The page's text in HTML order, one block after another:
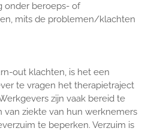
onder beroeps- of
mits de problemen/klachten
out klachten, is het een
te vragen het therapietraject
zijn vaak bereid te
ziekte van hun werknemers
te beperken. Verzuim is